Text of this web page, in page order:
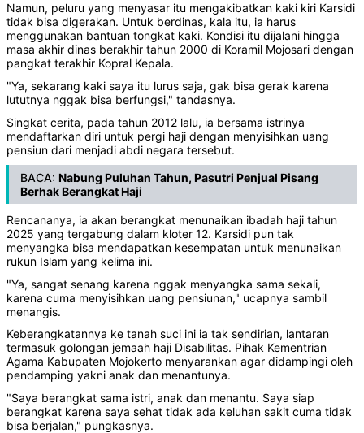
Namun, peluru yang menyasar itu mengakibatkan kaki kiri Karsidi
tidak bisa digerakan. Untuk berdinas, kala itu, ia harus
menggunakan bantuan tongkat kaki. Kondisi itu dijalani hingga
masa akhir dinas berakhir tahun 2000 di Koramil Mojosari dengan
pangkat terakhir Kopral Kepala.
"Ya, sekarang kaki saya itu lurus saja, gak bisa gerak karena
lututnya nggak bisa berfungsi," tandasnya.
Singkat cerita, pada tahun 2012 lalu, ia bersama istrinya
mendaftarkan diri untuk pergi haji dengan menyisihkan uang
pensiun dari menjadi abdi negara tersebut.
BACA: Nabung Puluhan Tahun, Pasutri Penjual Pisang
Berhak Berangkat Haji
Rencananya, ia akan berangkat menunaikan ibadah haji tahun
2025 yang tergabung dalam kloter 12. Karsidi pun tak
menyangka bisa mendapatkan kesempatan untuk menunaikan
rukun Islam yang kelima ini.
"Ya, sangat senang karena nggak menyangka sama sekali,
karena cuma menyisihkan uang pensiunan," ucapnya sambil
menangis.
Keberangkatannya ke tanah suci ini ia tak sendirian, lantaran
termasuk golongan jemaah haji Disabilitas. Pihak Kementrian
Agama Kabupaten Mojokerto menyarankan agar didampingi oleh
pendamping yakni anak dan menantunya.
"Saya berangkat sama istri, anak dan menantu. Saya siap
berangkat karena saya sehat tidak ada keluhan sakit cuma tidak
bisa berjalan," pungkasnya.